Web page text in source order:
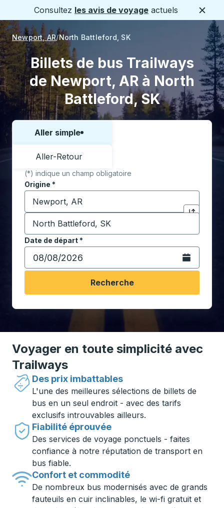
Consultez les avis de voyage actuels
Newport, AR North Battleford, SK
Billets de bus Trailways
de Newport, AR à North
Battleford, SK
Choisissez un sens ou un aller-retour:
Aller simple
Aller-Retour
(*) indique un champ obligatoire
Origine *
Commencez à saisir la ville d'origine pour ouvrir
Cliquez
Destination *
Commencez à saisir la ville de destination pour
Date de départ*
Tapez la date au format date Barre oblique du mois à
Ouvrez le
Recherche
Voyager en toute simplicité avec
Trailways
Des prix imbattables
L'une des meilleures sélections de billets de
bus en un seul endroit - avec des tarifs
exclusifs introuvables ailleurs.
Fiabilité éprouvée
Des services de voyage ponctuels - faites
confiance à notre réputation de transport en
bus fiable.
Confort et commodité
De nombreux bus modernisés avec de grands
fauteuils en cuir inclinables, le wi-fi gratuit et